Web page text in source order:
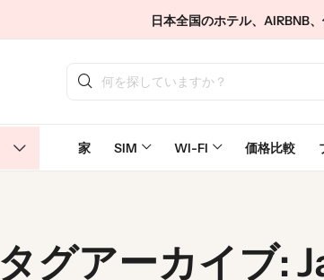
日本全国のホテル、AIRBNB
家 SIM WI-FI 価格比較
タグアーカイブ: